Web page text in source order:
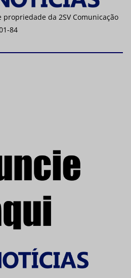
propriedade da 2SV Comunicação
84